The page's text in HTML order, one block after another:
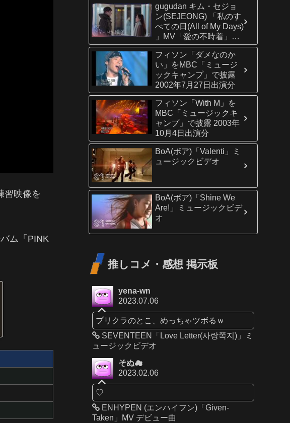
習映像を
ム「PINK
gugudan キム・セジョ
ン(SEJEONG) 「私のす
べての日(All of My Days)
」MV「愛の不時着」
OST Part8 /ヒョンビン
＆ソン・イェジン主演ド
ラマ
フィソン「ダメなのか
い」をMBC「ミュージ
ックキャンプ」で披露
2002年7月27日出演分
フィソン「With M」を
MBC「ミュージックキ
ャンプ」で披露 2003年
10月4日出演分
BoA(ボア)「Valenti」ミ
ュージックビデオ
BoA(ボア)「Shine We
Are!」ミュージックビデ
オ
推しコメ・感想 掲示板
yena-wn
2023.07.06
プリクラのとこ、めっちゃツボるｗ
SEVENTEEN「Love Letter(사랑쪽지)」ミ
ュージックビデオ
そぬ☁
2023.02.06
♡
ENHYPEN (エンハイフン)「Given-
Taken」MV デビュー曲